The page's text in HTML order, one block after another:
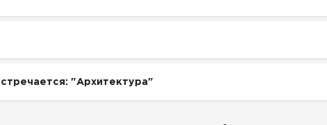
"Архитектура"